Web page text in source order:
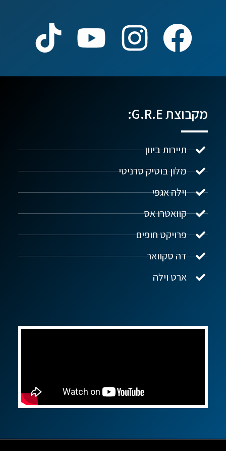
מקבוצת G.R.E:
תיירות ביוון
מלון בוטיק סרניטי
וילה אגפי
קוואטרו אס
פרויקט חופים
דה סקוואר
ארט וילה
נדל"ן ביוון G.R.E
שלום! איך אפשר לעזור?